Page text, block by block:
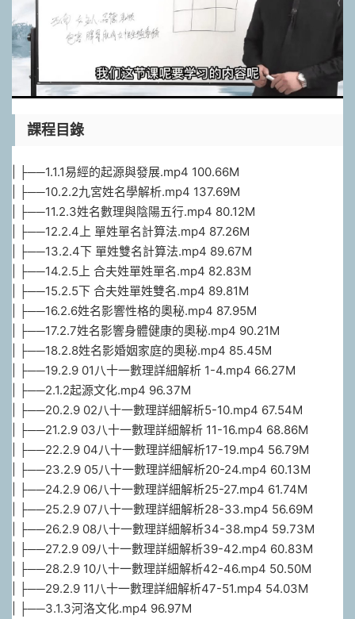
課程目錄
| ├──1.1.1易經的起源與發展.mp4 100.66M
| ├──10.2.2九宮姓名學解析.mp4 137.69M
| ├──11.2.3姓名數理與陰陽五行.mp4 80.12M
| ├──12.2.4上 單姓單名計算法.mp4 87.26M
| ├──13.2.4下 單姓雙名計算法.mp4 89.67M
| ├──14.2.5上 合夫姓單姓單名.mp4 82.83M
| ├──15.2.5下 合夫姓單姓雙名.mp4 89.81M
| ├──16.2.6姓名影響性格的奧秘.mp4 87.95M
| ├──17.2.7姓名影響身體健康的奧秘.mp4 90.21M
| ├──18.2.8姓名影婚姻家庭的奧秘.mp4 85.45M
| ├──19.2.9 01八十一數理詳細解析 1-4.mp4 66.27M
| ├──2.1.2起源文化.mp4 96.37M
| ├──20.2.9 02八十一數理詳細解析5-10.mp4 67.54M
| ├──21.2.9 03八十一數理詳細解析 11-16.mp4 68.86M
| ├──22.2.9 04八十一數理詳細解析17-19.mp4 56.79M
| ├──23.2.9 05八十一數理詳細解析20-24.mp4 60.13M
| ├──24.2.9 06八十一數理詳細解析25-27.mp4 61.74M
| ├──25.2.9 07八十一數理詳細解析28-33.mp4 56.69M
| ├──26.2.9 08八十一數理詳細解析34-38.mp4 59.73M
| ├──27.2.9 09八十一數理詳細解析39-42.mp4 60.83M
| ├──28.2.9 10八十一數理詳細解析42-46.mp4 50.50M
| ├──29.2.9 11八十一數理詳細解析47-51.mp4 54.03M
| ├──3.1.3河洛文化.mp4 96.97M